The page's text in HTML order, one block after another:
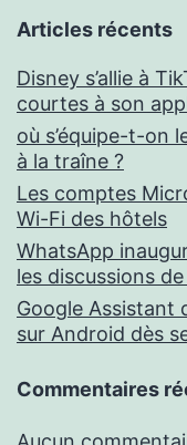
Articles récents
Disney s’allie à
courtes à son
où s’équipe-t-on
à la traîne ?
Les comptes
Wi-Fi des hôtels
WhatsApp
les discussions
Google Assistant
sur Android dès
Commentaires